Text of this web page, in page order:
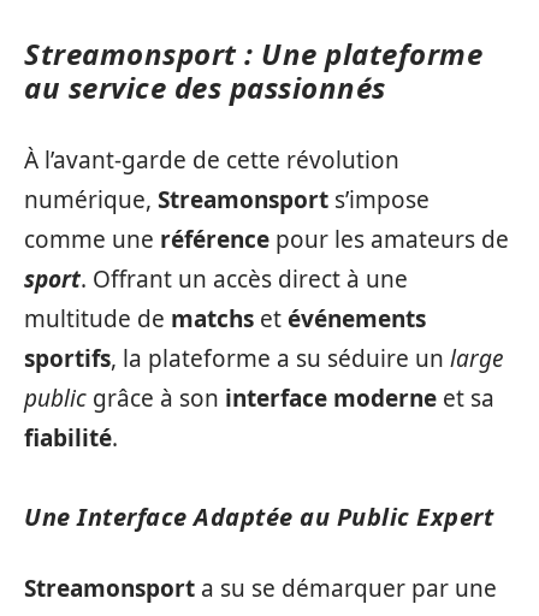
Streamonsport : Une plateforme
au service des passionnés
À l’avant-garde de cette révolution
numérique, Streamonsport s’impose
comme une référence pour les amateurs de
sport. Offrant un accès direct à une
multitude de matchs etévénements
sportifs, la plateforme a su séduire un large
public grâce à son interface moderne et sa
fiabilité.
Une Interface Adaptée au Public Expert
Streamonsport a su se démarquer par une